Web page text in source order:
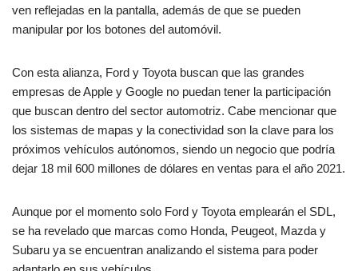
ven reflejadas en la pantalla, además de que se pueden
manipular por los botones del automóvil.
Con esta alianza, Ford y Toyota buscan que las grandes
empresas de Apple y Google no puedan tener la participación
que buscan dentro del sector automotriz. Cabe mencionar que
los sistemas de mapas y la conectividad son la clave para los
próximos vehículos autónomos, siendo un negocio que podría
dejar 18 mil 600 millones de dólares en ventas para el año 2021.
Aunque por el momento solo Ford y Toyota emplearán el SDL,
se ha revelado que marcas como Honda, Peugeot, Mazda y
Subaru ya se encuentran analizando el sistema para poder